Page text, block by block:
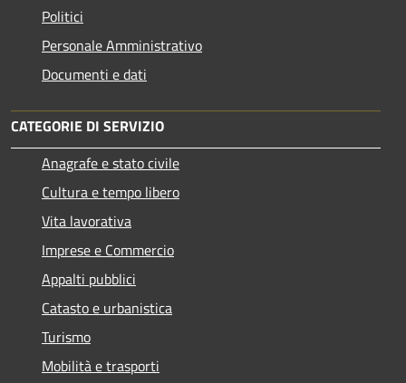
Politici
Personale Amministrativo
Documenti e dati
CATEGORIE DI SERVIZIO
Anagrafe e stato civile
Cultura e tempo libero
Vita lavorativa
Imprese e Commercio
Appalti pubblici
Catasto e urbanistica
Turismo
Mobilità e trasporti